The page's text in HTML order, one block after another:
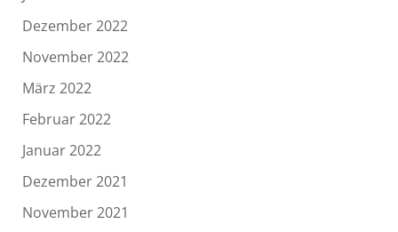
Dezember 2022
November 2022
März 2022
Februar 2022
Januar 2022
Dezember 2021
November 2021